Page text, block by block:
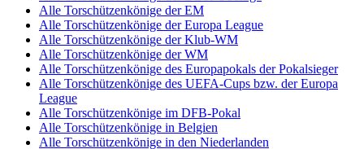
Alle Torschützenkönige der EM
Alle Torschützenkönige der Europa League
Alle Torschützenkönige der Klub-WM
Alle Torschützenkönige der WM
Alle Torschützenkönige des Europapokals der Pokalsieger
Alle Torschützenkönige des UEFA-Cups bzw. der Europa
League
Alle Torschützenkönige im DFB-Pokal
Alle Torschützenkönige in Belgien
Alle Torschützenkönige in den Niederlanden